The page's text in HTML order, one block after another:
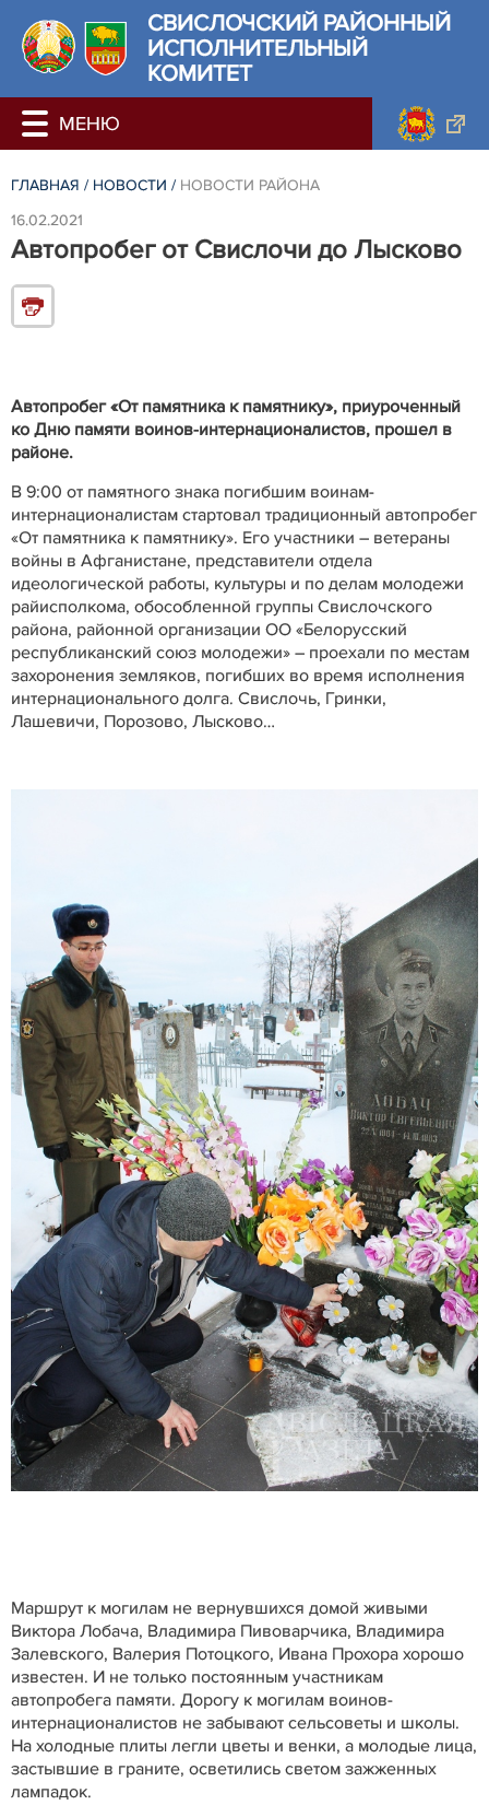
СВИСЛОЧСКИЙ РАЙОННЫЙ
ИСПОЛНИТЕЛЬНЫЙ
КОМИТЕТ
ГЛАВНАЯ / НОВОСТИ / НОВОСТИ РАЙОНА
16.02.2021
Автопробег от Свислочи до Лысково
Автопробег «От памятника к памятнику», приуроченный
ко Дню памяти воинов-интернационалистов, прошел в
районе.
В 9:00 от памятного знака погибшим воинам-
интернационалистам стартовал традиционный автопробег
«От памятника к памятнику». Его участники – ветераны
войны в Афганистане, представители отдела
идеологической работы, культуры и по делам молодежи
райисполкома, обособленной группы Свислочского
района, районной организации ОО «Белорусский
республиканский союз молодежи» – проехали по местам
захоронения земляков, погибших во время исполнения
интернационального долга. Свислочь, Гринки,
Лашевичи, Порозово, Лысково…
Маршрут к могилам не вернувшихся домой живыми
Виктора Лобача, Владимира Пивоварчика, Владимира
Залевского, Валерия Потоцкого, Ивана Прохора хорошо
известен. И не только постоянным участникам
автопробега памяти. Дорогу к могилам воинов-
интернационалистов не забывают сельсоветы и школы.
На холодные плиты легли цветы и венки, а молодые лица,
застывшие в граните, осветились светом зажженных
лампадок.